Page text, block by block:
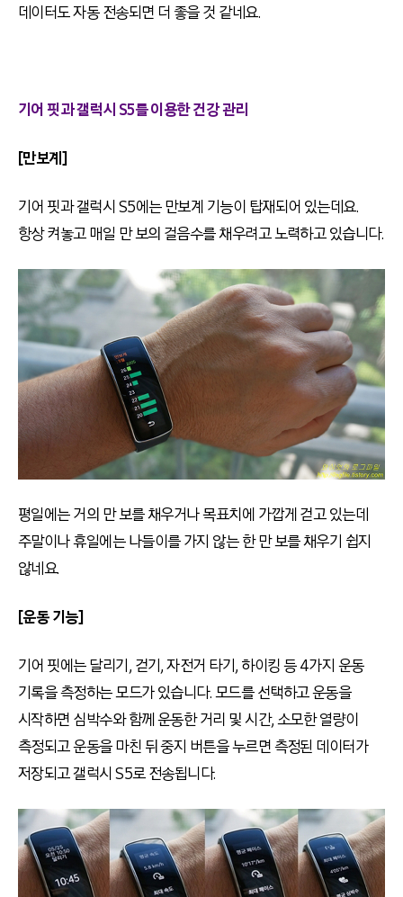
데이터도 자동 전송되면 더 좋을 것 같네요.
기어 핏과 갤럭시 S5를 이용한 건강 관리
[만보계]
기어 핏과 갤럭시 S5에는 만보계 기능이 탑재되어 있는데요.
항상 켜놓고 매일 만 보의 걸음수를 채우려고 노력하고 있습니다.
평일에는 거의 만 보를 채우거나 목표치에 가깝게 걷고 있는데
주말이나 휴일에는 나들이를 가지 않는 한 만 보를 채우기 쉽지
않네요.
[운동 기능]
기어 핏에는 달리기, 걷기, 자전거 타기, 하이킹 등 4가지 운동
기록을 측정하는 모드가 있습니다. 모드를 선택하고 운동을
시작하면 심박수와 함께 운동한 거리 및 시간, 소모한 열량이
측정되고 운동을 마친 뒤 중지 버튼을 누르면 측정된 데이터가
저장되고 갤럭시 S5로 전송됩니다.